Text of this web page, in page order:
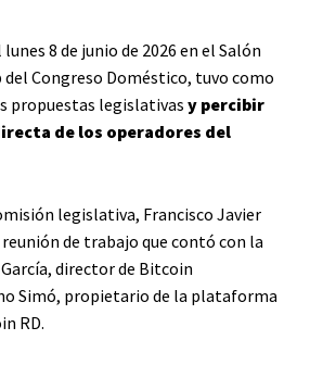
8 de junio de 2026 en el Salón
Congreso Doméstico, tuvo como
propuestas legislativas y percibir
de los operadores del
legislativa, Francisco Javier
de trabajo que contó con la
director de Bitcoin
Simó, propietario de la plataforma
RD.